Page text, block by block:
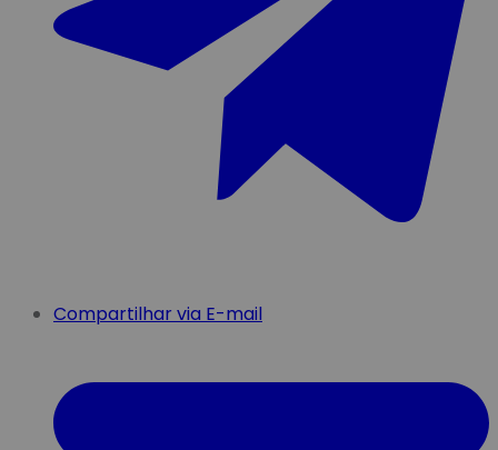
Compartilhar via E-mail